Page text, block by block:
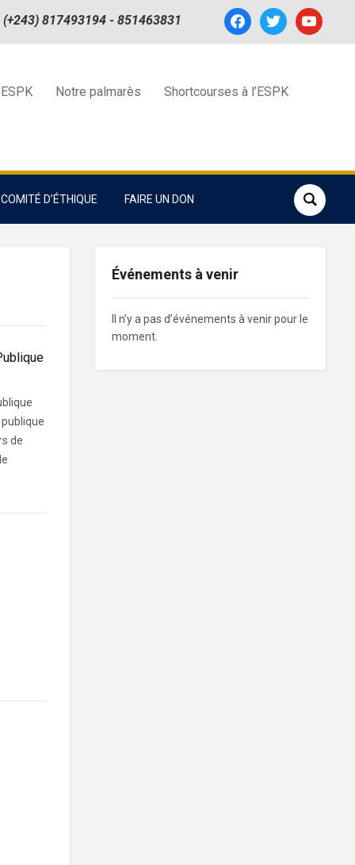
facebooktwitter youtube
(+243) 817493194 - 851463831
Notre palmarès Shortcourses à l’ESPK
COMITÉ D’ÉTHIQUE FAIRE UN DON
de
Événements à venir
Il n’y a pas d’événements à venir pour le
moment.